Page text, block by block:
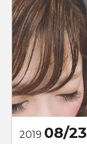
2019 08/23